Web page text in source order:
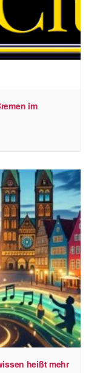
im
heißt mehr